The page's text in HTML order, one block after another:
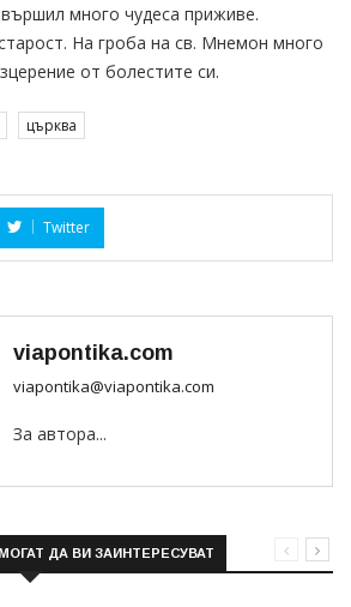
много чудеса приживе.
На гроба на св. Мнемон много
от болестите си.
църква
Twitter
viapontika.com
viapontika@viapontika.com
За автора...
ДА ВИ ЗАИНТЕРЕСУВАТ